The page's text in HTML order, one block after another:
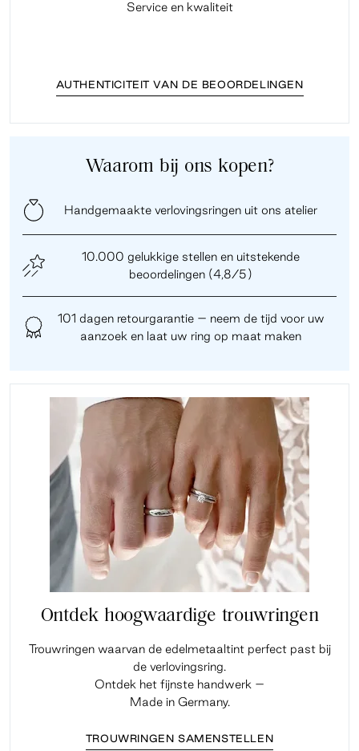
Service en kwaliteit
AUTHENTICITEIT VAN DE BEOORDELINGEN
Waarom bij ons kopen?
Handgemaakte verlovingsringen uit ons atelier
10.000 gelukkige stellen en uitstekende
beoordelingen (4,8/5)
101 dagen retourgarantie – neem de tijd voor uw
aanzoek en laat uw ring op maat maken
Ontdek hoogwaardige trouwringen
Trouwringen waarvan de edelmetaaltint perfect past bij
de verlovingsring.
Ontdek het fijnste handwerk –
Made in Germany.
TROUWRINGEN SAMENSTELLEN